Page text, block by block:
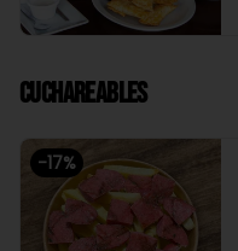
Cuchareables
-17%